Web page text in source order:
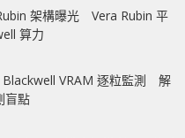
架構曝光 Vera Rubin 平
算力
Blackwell VRAM 逐粒監測 解
盲點